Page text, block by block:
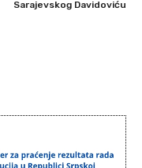
Sarajevskog Davidoviću